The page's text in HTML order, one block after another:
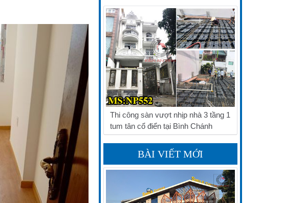
Thi công sàn vượt nhịp nhà 3 tầng 1
tum tân cổ điển tại Bình Chánh
BÀI VIẾT MỚI